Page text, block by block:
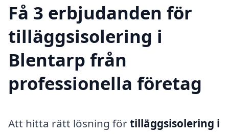
Få 3 erbjudanden för
tilläggsisolering i
Blentarp från
professionella företag
Att hitta rätt lösning förtilläggsisolering i